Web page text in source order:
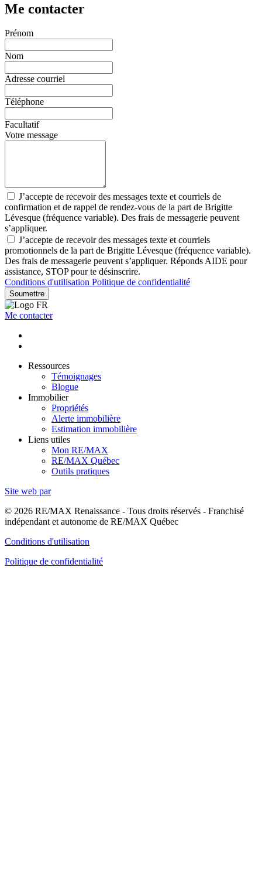
Me contacter
Prénom
Nom
Adresse courriel
Téléphone
Facultatif
Votre message
J’accepte de recevoir des messages texte et courriels de
confirmation et de rappel de rendez-vous de la part de Brigitte
Lévesque (fréquence variable). Des frais de messagerie peuvent
s’appliquer.
J’accepte de recevoir des messages texte et courriels
promotionnels de la part de Brigitte Lévesque (fréquence variable).
Des frais de messagerie peuvent s’appliquer. Réponds AIDE pour
assistance, STOP pour te désinscrire.
Conditions d'utilisation Politique de confidentialité
Soumettre
Me contacter
Ressources
Témoignages
Blogue
Immobilier
Propriétés
Alerte immobilière
Estimation immobilière
Liens utiles
Mon RE/MAX
RE/MAX Québec
Outils pratiques
Site web par
© 2026 RE/MAX Renaissance - Tous droits réservés - Franchisé
indépendant et autonome de RE/MAX Québec
Conditions d'utilisation
Politique de confidentialité